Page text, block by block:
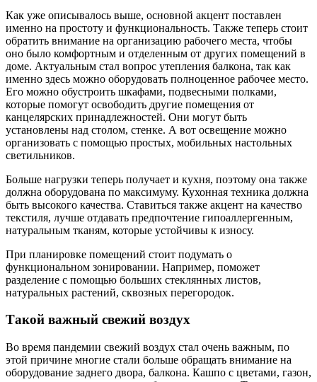
Как уже описывалось выше, основной акцент поставлен
именно на простоту и функциональность. Также теперь стоит
обратить внимание на организацию рабочего места, чтобы
оно было комфортным и отделенным от других помещений в
доме. Актуальным стал вопрос утепления балкона, так как
именно здесь можно оборудовать полноценное рабочее место.
Его можно обустроить шкафами, подвесными полками,
которые помогут освободить другие помещения от
канцелярских принадлежностей. Они могут быть
установлены над столом, стенке. А вот освещение можно
организовать с помощью простых, мобильных настольных
светильников.
Больше нагрузки теперь получает и кухня, поэтому она также
должна оборудована по максимуму. Кухонная техника должна
быть высокого качества. Ставиться также акцент на качество
текстиля, лучше отдавать предпочтение гипоаллергенным,
натуральным тканям, которые устойчивы к износу.
При планировке помещений стоит подумать о
функциональном зонировании. Например, поможет
разделение с помощью больших стеклянных листов,
натуральных растений, сквозных перегородок.
Такой важный свежий воздух
Во время пандемии свежий воздух стал очень важным, по
этой причине многие стали больше обращать внимание на
оборудование заднего двора, балкона. Кашпо с цветами, газон,